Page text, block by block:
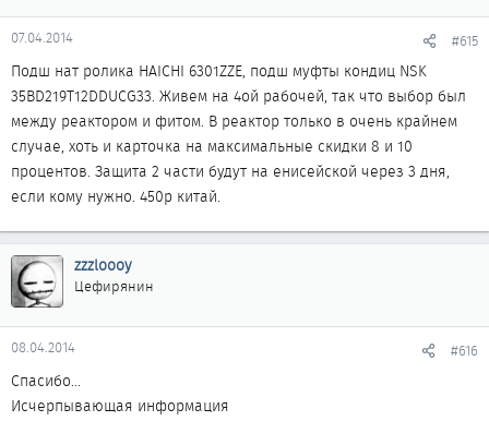
07.04.2014 #615
Подш нат ролика HAICHI 6301ZZE, подш муфты кондиц NSK
35BD219T12DDUCG33. Живем на 4ой рабочей, так что выбор был
между реактором и фитом. В реактор только в очень крайнем
случае, хоть и карточка на максимальные скидки 8 и 10
процентов. Защита 2 части будут на енисейской через 3 дня,
если кому нужно. 450р китай.
zzzloooy
Цефирянин
08.04.2014 #616
Спасибо...
Исчерпывающая информация